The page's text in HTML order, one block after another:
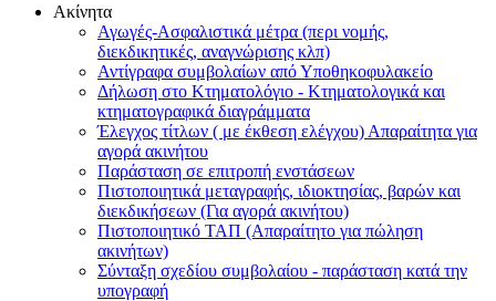
Ακίνητα
Αγωγές-Ασφαλιστικά μέτρα (περι νομής,
διεκδικητικές, αναγνώρισης κλπ)
Αντίγραφα συμβολαίων από Υποθηκοφυλακείο
Δήλωση στο Κτηματολόγιο - Κτηματολογικά και
κτηματογραφικά διαγράμματα
Έλεγχος τίτλων ( με έκθεση ελέγχου) Απαραίτητα για
αγορά ακινήτου
Παράσταση σε επιτροπή ενστάσεων
Πιστοποιητικά μεταγραφής, ιδιοκτησίας, βαρών και
διεκδικήσεων (Για αγορά ακινήτου)
Πιστοποιητικό ΤΑΠ (Απαραίτητο για πώληση
ακινήτων)
Σύνταξη σχεδίου συμβολαίου - παράσταση κατά την
υπογραφή